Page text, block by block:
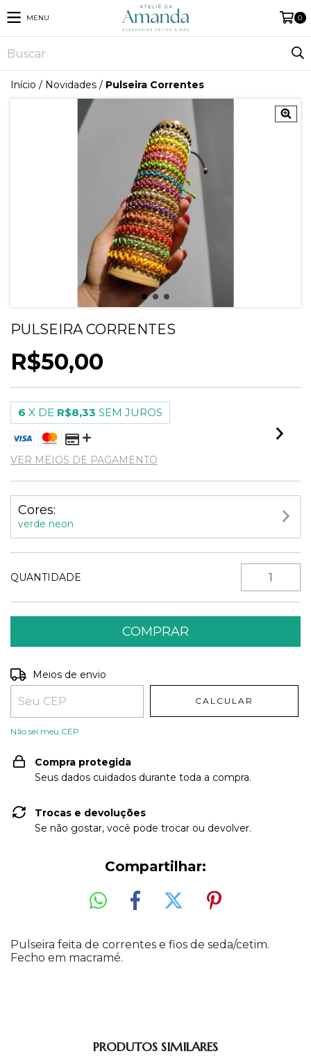
MENU 0
Início / Novidades / Pulseira Correntes
PULSEIRA CORRENTES
R$50,00
6 X DE R$8,33 SEM JUROS
VER MEIOS DE PAGAMENTO
Cores:
verde neon
QUANTIDADE
Entregas para o CEP:
Meios de envio
CALCULAR
Não sei meu CEP
Compra protegida
Seus dados cuidados durante toda a compra.
Trocas e devoluções
Se não gostar, você pode trocar ou devolver.
Compartilhar:
Pulseira feita de correntes e fios de seda/cetim.
Fecho em macramé.
PRODUTOS SIMILARES